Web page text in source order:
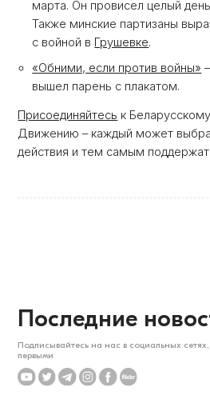
марта. Он провисел целый
Также минские партизаны
с войной в Грушевке.
«Обними, если против войны»
вышел парень с плакатом.
Присоединяйтесь к
Движению – каждый может
действия и тем самым
Последние
Подписывайтесь на нас в социальных
первыми